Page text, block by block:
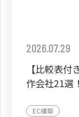
2026.07.29
【比較表
作会社21選
EC構築